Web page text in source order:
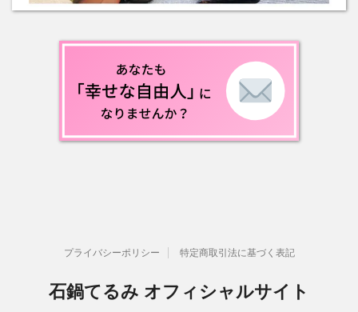
プライバシーポリシー 特定商取引法に基づく表記
石鍋てるみ オフィシャルサイト